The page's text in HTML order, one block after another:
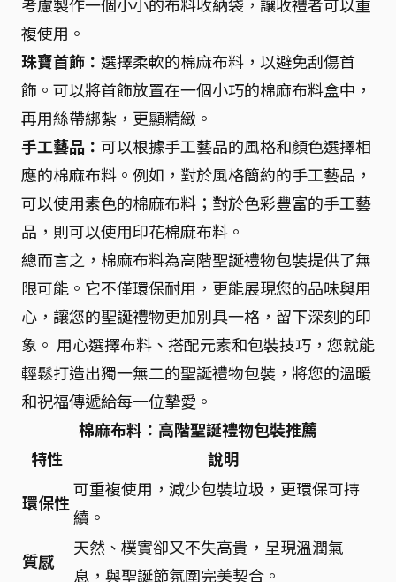
複使用。
珠寶首飾： 選擇柔軟的棉麻布料，以避免刮傷首
飾。可以將首飾放置在一個小巧的棉麻布料盒中，
再用絲帶綁紮，更顯精緻。
手工藝品： 可以根據手工藝品的風格和顏色選擇相
應的棉麻布料。例如，對於風格簡約的手工藝品，
可以使用素色的棉麻布料；對於色彩豐富的手工藝
品，則可以使用印花棉麻布料。
總而言之，棉麻布料為高階聖誕禮物包裝提供了無
限可能。它不僅環保耐用，更能展現您的品味與用
心，讓您的聖誕禮物更加別具一格，留下深刻的印
象。 用心選擇布料、搭配元素和包裝技巧，您就能
輕鬆打造出獨一無二的聖誕禮物包裝，將您的溫暖
和祝福傳遞給每一位摯愛。
棉麻布料：高階聖誕禮物包裝推薦
特性
說明
環保性
可重複使用，減少包裝垃圾，更環保可持
續。
質感
天然、樸實卻又不失高貴，呈現溫潤氣
息，與聖誕節氛圍完美契合。